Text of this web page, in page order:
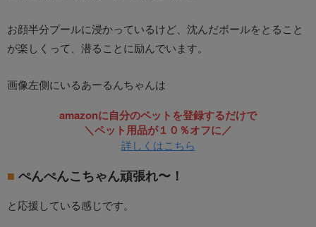
お顔半分プールに浸かっているけど、沈んだボールをとること
が楽しくって、潜ることに励んでいます。
画像左側にいるあーるんちゃんは
amazonに自分のペットを登録するだけで
＼ペット用品が１０％オフに／
詳しくはこちら
ぺんぺんこちゃん頑張れ〜！
と応援している感じです。